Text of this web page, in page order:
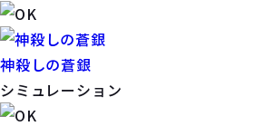
神殺しの蒼銀
シミュレーション